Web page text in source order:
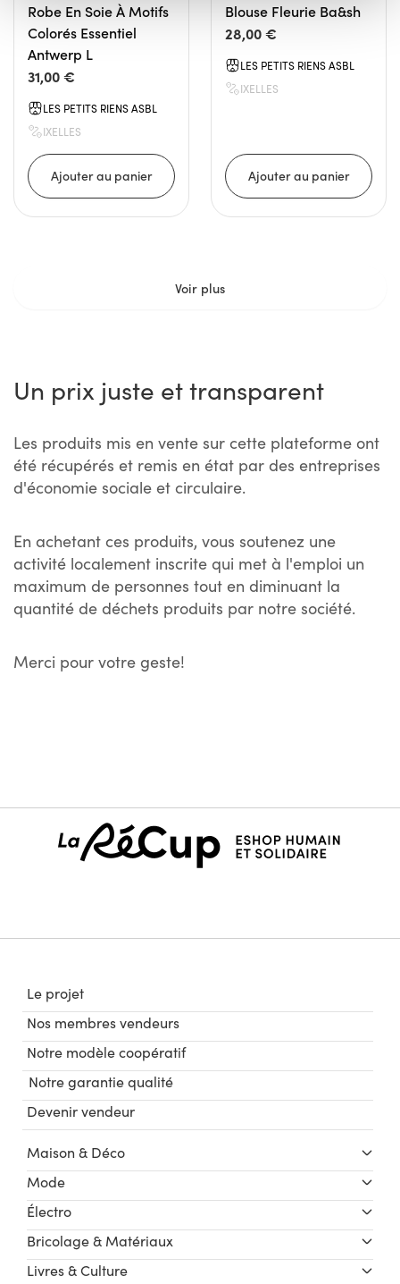
Robe En Soie À Motifs
Colorés Essentiel
Antwerp L
31,00 €
LES PETITS RIENS ASBL
IXELLES
Blouse Fleurie Ba&sh
28,00 €
LES PETITS RIENS ASBL
IXELLES
Voir plus
Un prix juste et transparent
Les produits mis en vente sur cette plateforme ont
été récupérés et remis en état par des entreprises
d'économie sociale et circulaire.
En achetant ces produits, vous soutenez une
activité localement inscrite qui met à l'emploi un
maximum de personnes tout en diminuant la
quantité de déchets produits par notre société.
Merci pour votre geste!
Le projet
Nos membres vendeurs
Notre modèle coopératif
Notre garantie qualité
Devenir vendeur
Maison & Déco
Mode
Électro
Bricolage & Matériaux
Livres & Culture